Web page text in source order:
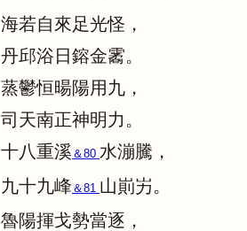
海若自來足光怪，
丹邱浴日鎔金霱。
蒸鬱恒暘陽用九，
司天南正神明力。
十八重溪 ＆80 水漰騰，
九十九峰 ＆81 山崱屴。
魯陽揮戈勢當逐，